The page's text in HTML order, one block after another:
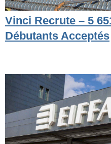
Vinci Recrute – 5
Débutants Acceptés